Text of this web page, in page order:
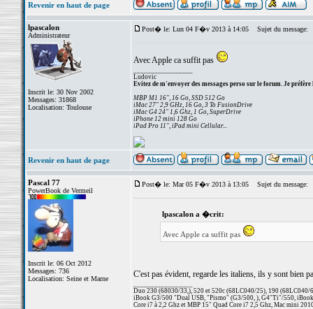
Revenir en haut de page
lpascalon
Administrateur
Inscrit le: 30 Nov 2002
Messages: 31868
Localisation: Toulouse
Post� le: Lun 04 F�v 2013 à 14:05 Sujet du message:
Avec Apple ca suffit pas
Ludovic
Evitez de m'envoyer des messages perso sur le forum. Je préfère
MBP M1 16", 16 Go, SSD 512 Go
iMac 27" 2,9 GHz, 16 Go, 3 To FusionDrive
iMac G4 24" 1,6 Ghz, 1 Go, SuperDrive
iPhone 12 mini 128 Go
iPad Pro 11", iPad mini Cellular...
Revenir en haut de page
Pascal 77
PowerBook de Vermeil
Inscrit le: 06 Oct 2012
Messages: 736
Localisation: Seine et Marne
Post� le: Mar 05 F�v 2013 à 13:05 Sujet du message:
lpascalon a �crit:
Avec Apple ca suffit pas
C'est pas évident, regarde les italiens, ils y sont bien
Duo 230 (68030/33,), 520 et 520c (68LC040/25), 190 (68LC040/
iBook G3/500 "Dual USB, "Pismo" (G3/500, ), G4"Ti"/550,
Core i7 à 2,2 Ghz et MBP 15" Quad Core i7 2,5 Ghz, Mac mini